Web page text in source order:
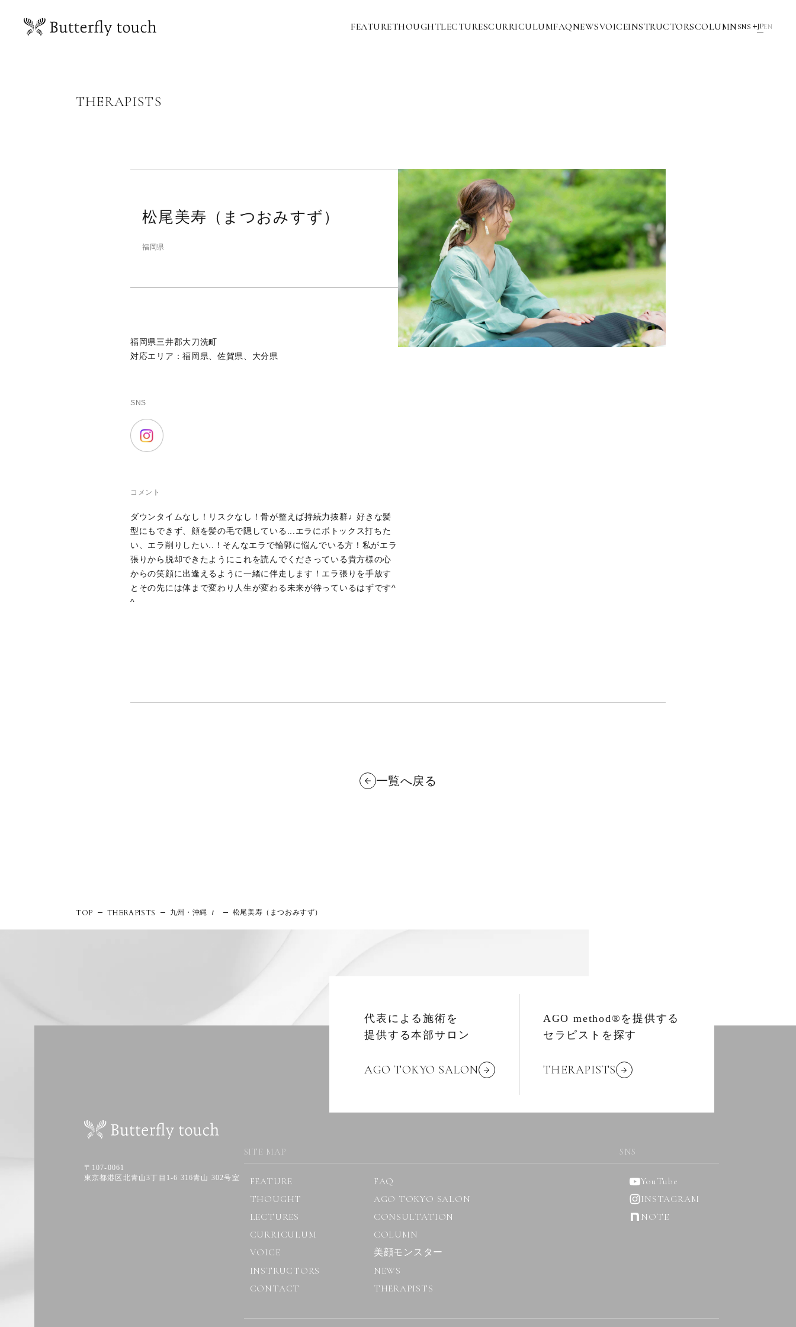
FEATURETHOUGHTLECTURESCURRICULUMFAQNEWSVOICEINSTRUCTORSCOLUMN SNS EN
JP
THERAPISTS
松尾美寿（まつおみすず）
福岡県
福岡県三井郡大刀洗町
対応エリア：福岡県、佐賀県、大分県
SNS
コメント
ダウンタイムなし！リスクなし！骨が整えば持続力抜群♩好きな髪
型にもできず、顔を髪の毛で隠している...エラにボトックス打ちた
い、エラ削りしたい..！そんなエラで輪郭に悩んでいる方！私がエラ
張りから脱却できたようにこれを読んでくださっている貴方様の心
からの笑顔に出逢えるように一緒に伴走します！エラ張りを手放す
とその先には体まで変わり人生が変わる未来が待っているはずです^
^
一覧へ戻る
TOP THERAPISTS 九州・沖縄 / 松尾美寿（まつおみすず）
代表による施術を
提供する本部サロン
AGO TOKYO SALON
AGO method®を提供する
セラピストを探す
THERAPISTS
〒107-0061
東京都港区北青山3丁目1-6 316青山 302号室
SITE MAP
FEATURE
FAQ
THOUGHT
AGO TOKYO SALON
LECTURES
CONSULTATION
CURRICULUM
COLUMN
VOICE
美顔モンスター
INSTRUCTORS
NEWS
CONTACT
THERAPISTS
SNS
YouTube
INSTAGRAM
NOTE